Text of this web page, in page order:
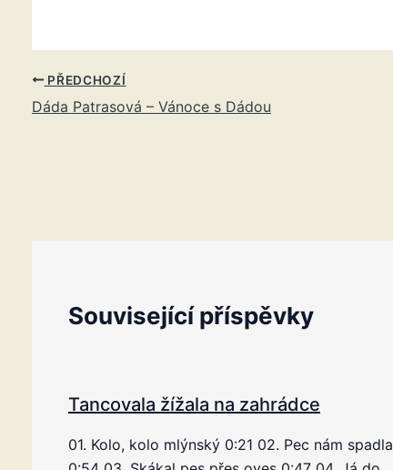
PŘEDCHOZÍ
Dáda Patrasová – Vánoce s Dádou
Související příspěvky
Tancovala žížala na zahrádce
01. Kolo, kolo mlýnský 0:21 02. Pec nám spadla